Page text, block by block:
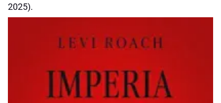
2025).